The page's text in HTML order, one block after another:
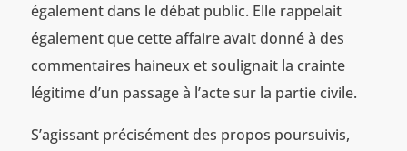
également dans le débat public. Elle rappelait
également que cette affaire avait donné à des
commentaires haineux et soulignait la crainte
légitime d’un passage à l’acte sur la partie civile.
S’agissant précisément des propos poursuivis,